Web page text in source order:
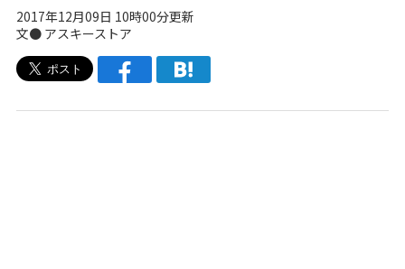
2017年12月09日 10時00分更新
文● アスキーストア